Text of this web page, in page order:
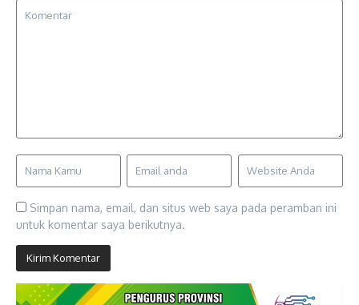
Simpan nama, email, dan situs web saya pada peramban ini
untuk komentar saya berikutnya.